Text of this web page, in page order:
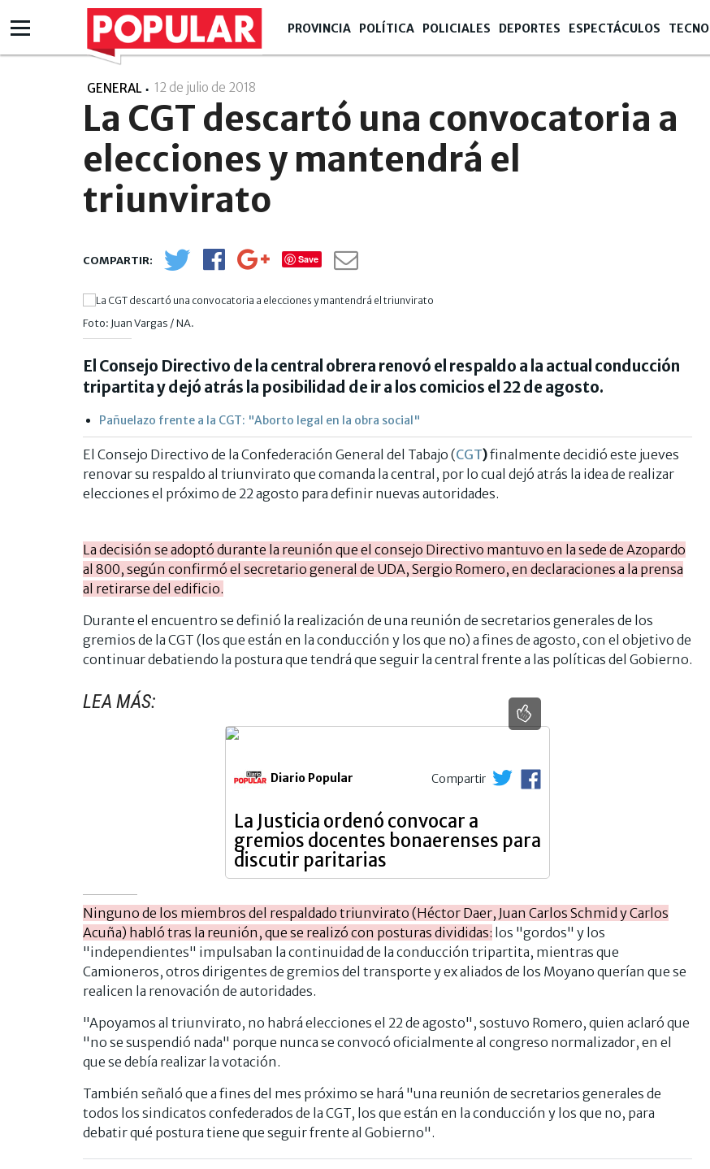
PROVINCIA POLÍTICA POLICIALES DEPORTES ESPECTÁCULOS TECNO
GENERAL 12 de julio de 2018
La CGT descartó una convocatoria a
elecciones y mantendrá el
triunvirato
Save
Foto: Juan Vargas / NA.
El Consejo Directivo de la central obrera renovó el respaldo a la actual conducción
tripartita y dejó atrás la posibilidad de ir a los comicios el 22 de agosto.
Pañuelazo frente a la CGT: "Aborto legal en la obra social"
El Consejo Directivo de la Confederación General del Tabajo (CGT)finalmente decidió este jueves
renovar su respaldo al triunvirato que comanda la central, por lo cual dejó atrás la idea de realizar
elecciones el próximo de 22 agosto para definir nuevas autoridades.
La decisión se adoptó durante la reunión que el consejo Directivo mantuvo en la sede de Azopardo
al 800, según confirmó el secretario general de UDA, Sergio Romero, en declaraciones a la prensa
al retirarse del edificio.
Durante el encuentro se definió la realización de una reunión de secretarios generales de los
gremios de la CGT (los que están en la conducción y los que no) a fines de agosto, con el objetivo de
continuar debatiendo la postura que tendrá que seguir la central frente a las políticas del Gobierno.
LEA MÁS:
Diario Popular Compartir
La Justicia ordenó convocar a
gremios docentes bonaerenses para
discutir paritarias
Ninguno de los miembros del respaldado triunvirato (Héctor Daer, Juan Carlos Schmid y Carlos
Acuña) habló tras la reunión, que se realizó con posturas divididas: los "gordos" y los
"independientes" impulsaban la continuidad de la conducción tripartita, mientras que
Camioneros, otros dirigentes de gremios del transporte y ex aliados de los Moyano querían que se
realicen la renovación de autoridades.
"Apoyamos al triunvirato, no habrá elecciones el 22 de agosto", sostuvo Romero, quien aclaró que
"no se suspendió nada" porque nunca se convocó oficialmente al congreso normalizador, en el
que se debía realizar la votación.
También señaló que a fines del mes próximo se hará "una reunión de secretarios generales de
todos los sindicatos confederados de la CGT, los que están en la conducción y los que no, para
debatir qué postura tiene que seguir frente al Gobierno".